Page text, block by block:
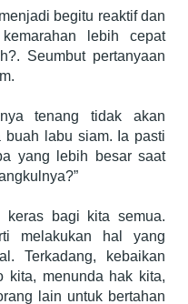
begitu reaktif dan
lebih cepat
Seumbut pertanyaan
tenang tidak akan
buah labu siam. Ia pasti
yang lebih besar saat
bagi kita semua.
melakukan hal yang
Terkadang, kebaikan
kita, menunda hak kita,
lain untuk bertahan